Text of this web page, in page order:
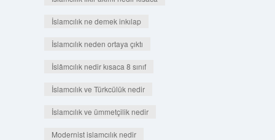
İslamcılık ne demek inkılap
İslamcılık neden ortaya çıktı
İslâmcılık nedir kısaca 8 sınıf
İslamcılık ve Türkcülük nedir
İslamcılık ve ümmetçilik nedir
Modernist islamcılık nedir